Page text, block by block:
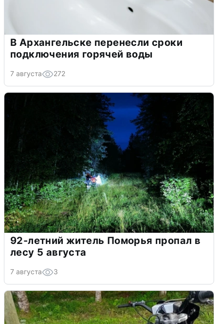
В Архангельске перенесли сроки
подключения горячей воды
7 августа 272
92-летний житель Поморья пропал в
лесу 5 августа
7 августа 3